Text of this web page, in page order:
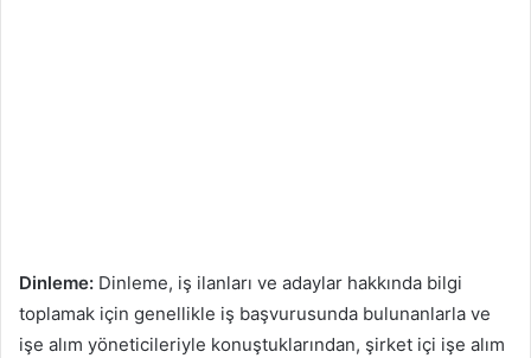
Dinleme: Dinleme, iş ilanları ve adaylar hakkında bilgi
toplamak için genellikle iş başvurusunda bulunanlarla ve
işe alım yöneticileriyle konuştuklarından, şirket içi işe alım